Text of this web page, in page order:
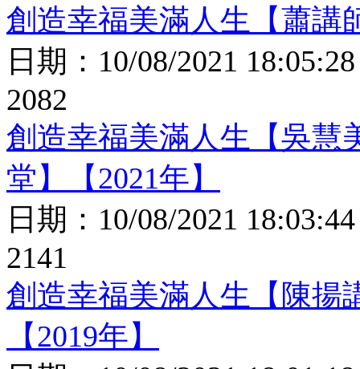
創造幸福美滿人生【蕭講
日期： 10/08/2021 18:05:28
2082
創造幸福美滿人生【吳慧
堂】【2021年】
日期： 10/08/2021 18:03:44
2141
創造幸福美滿人生【陳揚
【2019年】